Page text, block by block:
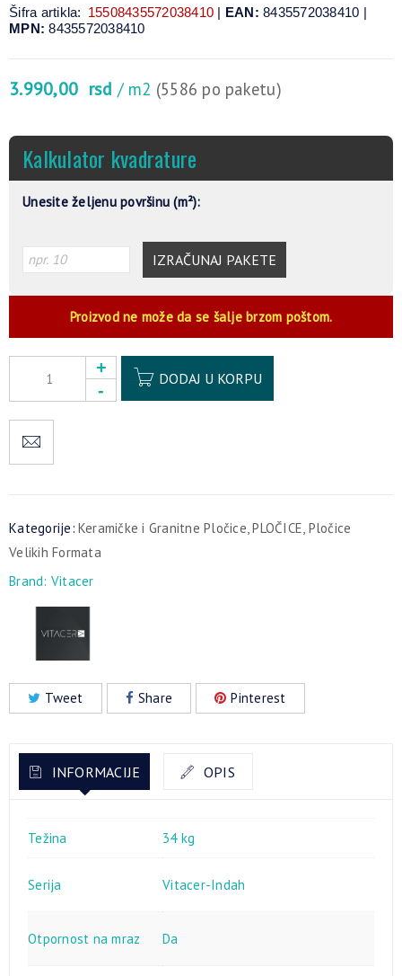
Šifra artikla: 15508435572038410 | EAN: 8435572038410 |
MPN: 8435572038410
3.990,00 rsd / m2 (5586 po paketu)
Kalkulator kvadrature
Unesite željenu površinu (m²):
IZRAČUNAJ PAKETE
Proizvod ne može da se šalje brzom poštom.
DODAJ U KORPU
Kategorije: Keramičke i Granitne Pločice,PLOČICE, Pločice
Velikih Formata
Brand: Vitacer
Tweet Share Pinterest
INFORMACIJE OPIS
Težina 34 kg
Serija Vitacer-Indah
Otpornost na mraz Da